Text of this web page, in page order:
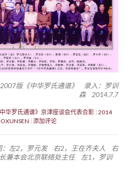
版《中华罗氏通谱》 录入：罗训
森 2014.7.7
华罗氏通谱》京津座谈会代表合影 2014
添加评论
：左2，罗元发 右2，王在齐夫人 右
兼本会北京联络处主任 左1，罗训